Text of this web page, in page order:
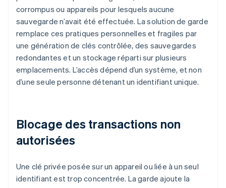
corrompus ou appareils pour lesquels aucune
sauvegarde n’avait été effectuée. La solution de garde
remplace ces pratiques personnelles et fragiles par
une génération de clés contrôlée, des sauvegardes
redondantes et un stockage réparti sur plusieurs
emplacements. L’accès dépend d’un système, et non
d’une seule personne détenant un identifiant unique.
Blocage des transactions non
autorisées
Une clé privée posée sur un appareil ou liée à un seul
identifiant est trop concentrée. La garde ajoute la